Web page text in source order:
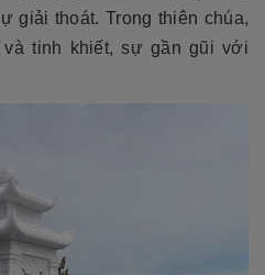
giải thoát. Trong thiên chúa,
và tinh khiết, sự gần gũi với